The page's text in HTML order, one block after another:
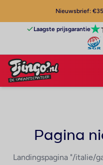
Nieuwsbrief:
Laagste prijsgarantie
Pagina
Landingspagina "/italie/